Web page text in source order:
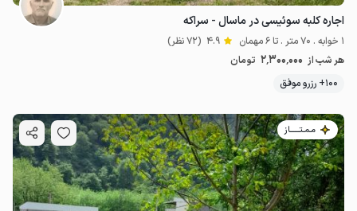
اجاره کلبه سوئیسی در ماسال - سراکه
1 خوابه . 70 متر . تا 6 مهمان 4.9 (72 نظر)
هر شب از 2٬300٬000 تومان
100+ رزرو موفق
مـمـتــــــاز